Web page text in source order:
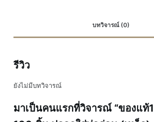
บทวิจารณ์ (0)
รีวิว
ยังไม่มีบทวิจารณ์
มาเป็นคนแรกที่วิจารณ์ “ของแท้